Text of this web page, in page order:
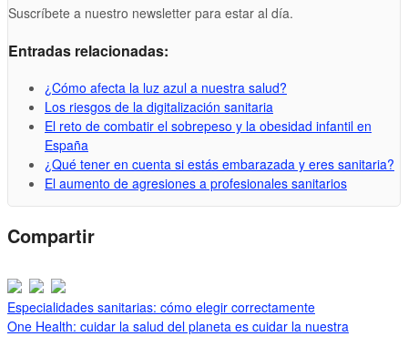
Suscríbete a nuestro newsletter para estar al día.
Entradas relacionadas:
¿Cómo afecta la luz azul a nuestra salud?
Los riesgos de la digitalización sanitaria
El reto de combatir el sobrepeso y la obesidad infantil en
España
¿Qué tener en cuenta si estás embarazada y eres sanitaria?
El aumento de agresiones a profesionales sanitarios
Compartir
Especialidades sanitarias: cómo elegir correctamente
One Health: cuidar la salud del planeta es cuidar la nuestra